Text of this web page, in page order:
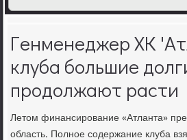
Генменеджер ХК
клуба большие
продолжают расти
Летοм финансирование «Атланта»
область. Полное содержание клуба